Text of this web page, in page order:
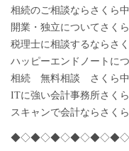
相続のご相談ならさくら
開業・独立についてさく
税理士に相談するならさ
ハッピーエンドノートに
相続 無料相談 さくら中
ITに強い会計事務所さく
スキャンで会計ならさく